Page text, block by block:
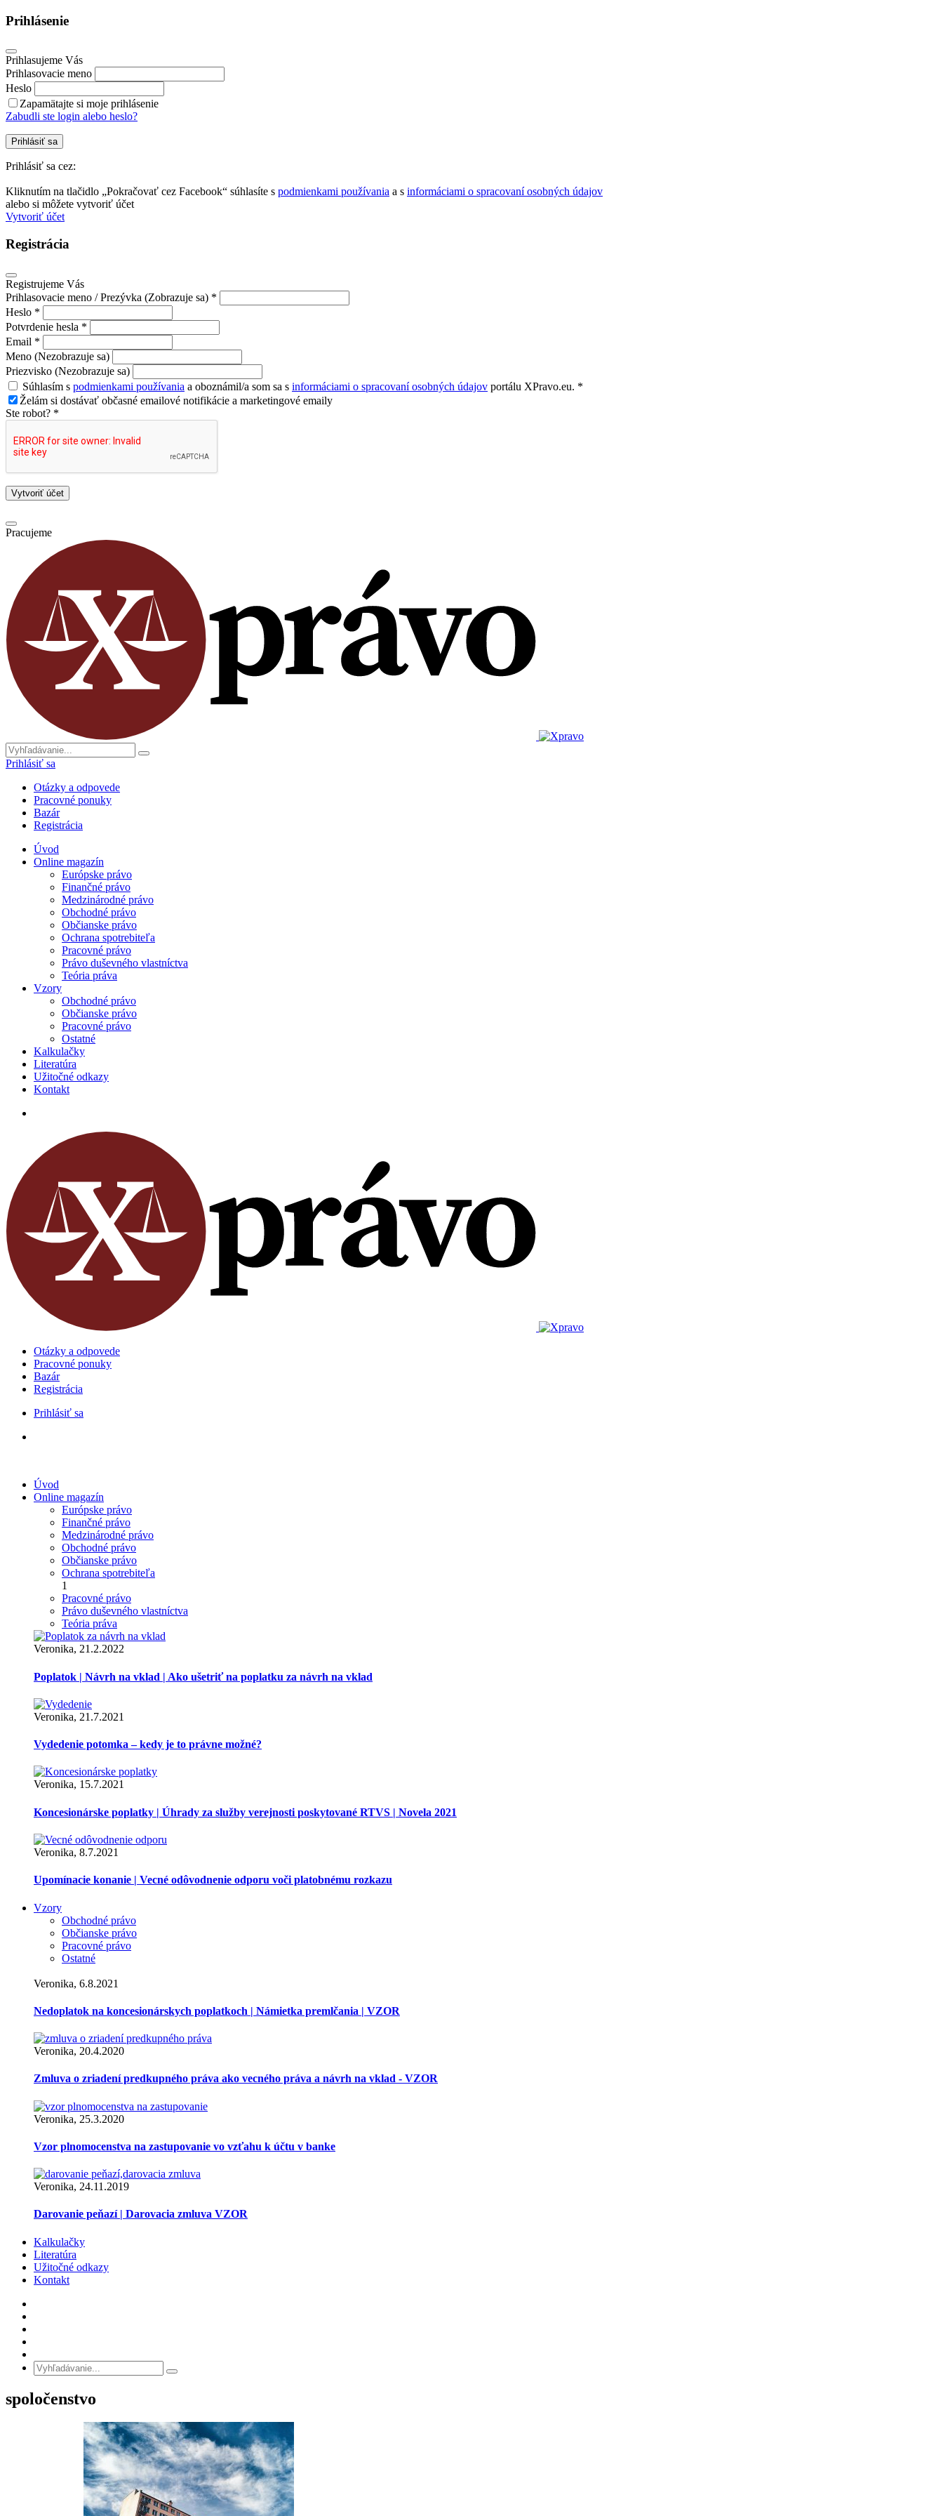
Prihlásenie
Prihlasujeme Vás
Prihlasovacie meno
Heslo
Zapamätajte si moje prihlásenie
Zabudli ste login alebo heslo?
Prihlásiť sa
Prihlásiť sa cez:
Kliknutím na tlačidlo „Pokračovať cez Facebook“ súhlasíte s podmienkami používania a s informáciami o spracovaní osobných údajov
alebo si môžete vytvoriť účet
Vytvoriť účet
Registrácia
Registrujeme Vás
Prihlasovacie meno / Prezývka (Zobrazuje sa) *
Heslo *
Potvrdenie hesla *
Email *
Meno (Nezobrazuje sa)
Priezvisko (Nezobrazuje sa)
Súhlasím s podmienkami používania a oboznámil/a som sa s informáciami o spracovaní osobných údajov portálu XPravo.eu. *
Želám si dostávať občasné emailové notifikácie a marketingové emaily
Ste robot? *
Vytvoriť účet
Pracujeme
Prihlásiť sa
Otázky a odpovede
Pracovné ponuky
Bazár
Registrácia
Úvod
Online magazín
Európske právo
Finančné právo
Medzinárodné právo
Obchodné právo
Občianske právo
Ochrana spotrebiteľa
Pracovné právo
Právo duševného vlastníctva
Teória práva
Vzory
Obchodné právo
Občianske právo
Pracovné právo
Ostatné
Kalkulačky
Literatúra
Užitočné odkazy
Kontakt
Otázky a odpovede
Pracovné ponuky
Bazár
Registrácia
Prihlásiť sa
Úvod
Online magazín
Európske právo
Finančné právo
Medzinárodné právo
Obchodné právo
Občianske právo
Ochrana spotrebiteľa
1
Pracovné právo
Právo duševného vlastníctva
Teória práva
Veronika, 21.2.2022
Poplatok | Návrh na vklad | Ako ušetriť na poplatku za návrh na vklad
Veronika, 21.7.2021
Vydedenie potomka – kedy je to právne možné?
Veronika, 15.7.2021
Koncesionárske poplatky | Úhrady za služby verejnosti poskytované RTVS | Novela 2021
Veronika, 8.7.2021
Upomínacie konanie | Vecné odôvodnenie odporu voči platobnému rozkazu
Vzory
Obchodné právo
Občianske právo
Pracovné právo
Ostatné
Veronika, 6.8.2021
Nedoplatok na koncesionárskych poplatkoch | Námietka premlčania | VZOR
Veronika, 20.4.2020
Zmluva o zriadení predkupného práva ako vecného práva a návrh na vklad - VZOR
Veronika, 25.3.2020
Vzor plnomocenstva na zastupovanie vo vzťahu k účtu v banke
Veronika, 24.11.2019
Darovanie peňazí | Darovacia zmluva VZOR
Kalkulačky
Literatúra
Užitočné odkazy
Kontakt
spoločenstvo